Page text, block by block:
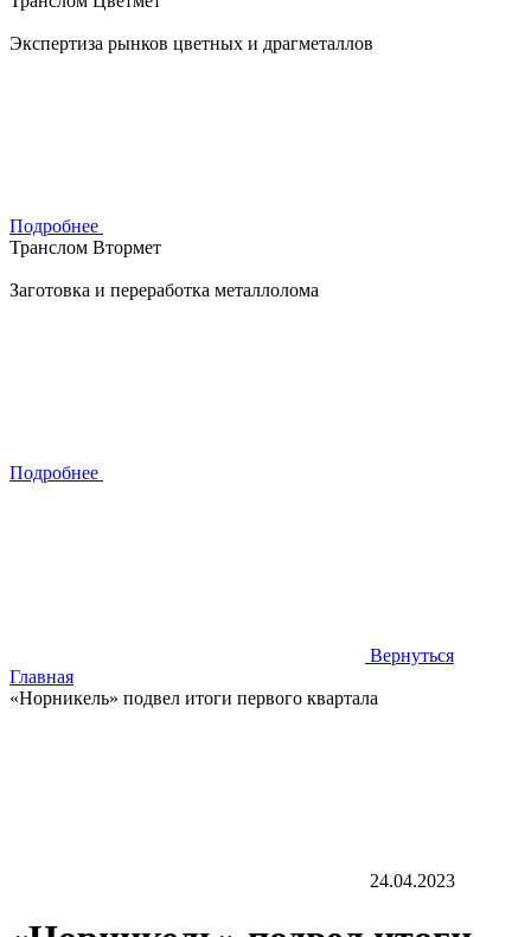
Экспертиза рынков цветных и драгметаллов
Подробнее
Транслом Втормет
Заготовка и переработка металлолома
Подробнее
Вернуться
Главная
«Норникель» подвел итоги первого квартала
24.04.2023